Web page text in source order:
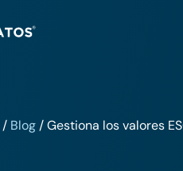
/ Blog /Gestiona los valores